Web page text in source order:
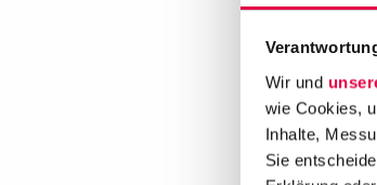
Wir und
wie Cookies,
Inhalte,
Sie